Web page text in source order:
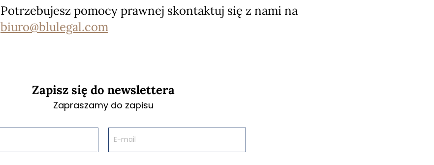
Potrzebujesz pomocy prawnej skontaktuj się z nami na
biuro@blulegal.com
Zapisz się do newslettera
Zapraszamy do zapisu